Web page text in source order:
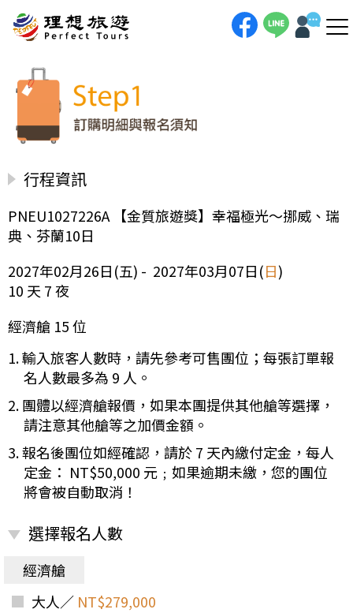
行程資訊
PNEU1027226A 【金質旅遊獎】幸福極光～挪威、瑞
典、芬蘭10日
2027年02月26日(五) - 2027年03月07日(日)
10 天 7 夜
經濟艙 15 位
1. 輸入旅客人數時，請先參考可售團位；每張訂單報
名人數最多為 9 人。
2. 團體以經濟艙報價，如果本團提供其他艙等選擇，
請注意其他艙等之加價金額。
3. 報名後團位如經確認，請於 7 天內繳付定金，每人
定金： NT$50,000 元﹔如果逾期未繳，您的團位
將會被自動取消！
選擇報名人數
經濟艙
大人／ NT$279,000